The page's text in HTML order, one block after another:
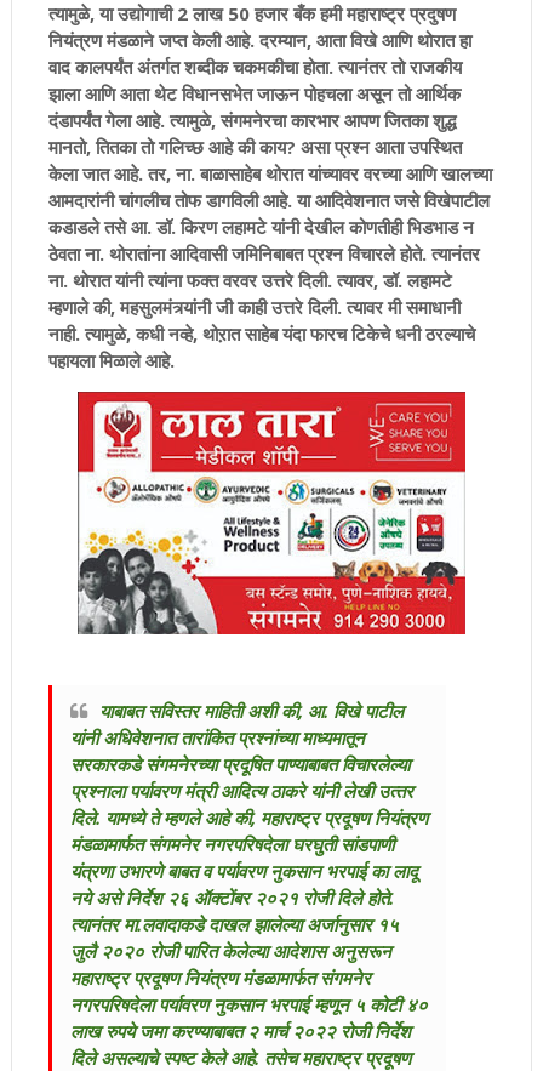
त्यामुळे, या उद्योगाची 2 लाख 50 हजार बँक हमी महाराष्ट्र प्रदुषण
नियंत्रण मंडळाने जप्त केली आहे. दरम्यान, आता विखे आणि थोरात हा
वाद कालपर्यंत अंतर्गत शब्दीक चकमकीचा होता. त्यानंतर तो राजकीय
झाला आणि आता थेट विधानसभेत जाऊन पोहचला असून तो आर्थिक
दंडापर्यंत गेला आहे. त्यामुळे, संगमनेरचा कारभार आपण जितका शुद्ध
मानतो, तितका तो गलिच्छ आहे की काय? असा प्रश्न आता उपस्थित
केला जात आहे. तर, ना. बाळासाहेब थोरात यांच्यावर वरच्या आणि खालच्या
आमदारांनी चांगलीच तोफ डागविली आहे. या आदिवेशनात जसे विखेपाटील
कडाडले तसे आ. डॉ. किरण लहामटे यांनी देखील कोणतीही भिडभाड न
ठेवता ना. थोरातांना आदिवासी जमिनिबाबत प्रश्न विचारले होते. त्यानंतर
ना. थोरात यांनी त्यांना फक्त वरवर उत्तरे दिली. त्यावर, डॉ. लहामटे
म्हणाले की, महसुलमंत्र्यांनी जी काही उत्तरे दिली. त्यावर मी समाधानी
नाही. त्यामुळे, कधी नव्हे, थोऱात साहेब यंदा फारच टिकेचे धनी ठरल्याचे
पहायला मिळाले आहे.
याबाबत सविस्तर माहिती अशी की, आ. विखे पाटील
यांनी अधिवेशनात तारांकित प्रश्‍नांच्‍या माध्‍यमातून
सरकारकडे संगमनेरच्या प्रदूषित पाण्‍याबाबत विचारलेल्‍या
प्रश्‍नाला पर्यावरण मंत्री आदित्‍य ठाकरे यांनी लेखी उत्‍तर
दिले. यामध्ये ते म्हणले आहे की, महाराष्‍ट्र प्रदूषण नियंत्रण
मंडळामार्फत संगमनेर नगरपरिषदेला घरघुती सांडपाणी
यंत्रणा उभारणे बाबत व पर्यावरण नुकसान भरपाई का लादू
नये असे निर्देश २६ ऑक्‍टोंबर २०२१ रोजी दिले होते.
त्‍यानंतर मा.लवादाकडे दाखल झालेल्‍या अर्जानुसार १५
जुलै २०२० रोजी पारित केलेल्‍या आदेशास अनुसरून
महाराष्‍ट्र प्रदूषण नियंत्रण मंडळामार्फत संगमनेर
नगरपरिषदेला पर्यावरण नुकसान भरपाई म्‍हणून ५ कोटी ४०
लाख रुपये जमा करण्‍याबाबत २ मार्च २०२२ रोजी निर्देश
दिले असल्‍याचे स्‍पष्‍ट केले आहे. तसेच महाराष्‍ट्र प्रदूषण